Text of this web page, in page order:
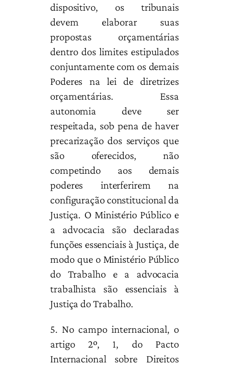
dispositivo, os tribunais
devem elaborar suas
propostas orçamentárias
dentro dos limites estipulados
conjuntamente com os demais
Poderes na lei de diretrizes
orçamentárias. Essa
autonomia deve ser
respeitada, sob pena de haver
precarização dos serviços que
são oferecidos, não
competindo aos demais
poderes interferirem na
configuração constitucional da
Justiça. O Ministério Público e
a advocacia são declaradas
funções essenciais à Justiça, de
modo que o Ministério Público
do Trabalho e a advocacia
trabalhista são essenciais à
Justiça do Trabalho.
5. No campo internacional, o
artigo 2º, 1, do Pacto
Internacional sobre Direitos